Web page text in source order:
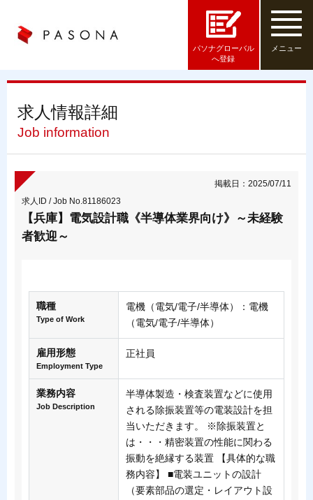
パソナグローバル
へ登録
メニュー
求人情報詳細
Job information
掲載日：2025/07/11
求人ID / Job No.81186023
【兵庫】電気設計職《半導体業界向け》～未経験
者歓迎～
職種
Type of Work
電機（電気/電子/半導体）：電機
（電気/電子/半導体）
雇用形態
Employment Type
正社員
業務内容
Job Description
半導体製造・検査装置などに使用
される除振装置等の電装設計を担
当いただきます。 ※除振装置と
は・・・精密装置の性能に関わる
振動を絶縁する装置 【具体的な職
務内容】 ■電装ユニットの設計
（要素部品の選定・レイアウト設